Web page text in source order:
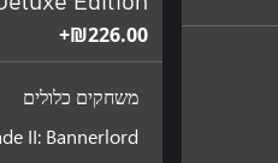
‪₪‎226.00‬+
משחקים כלולים
II: Bannerlord